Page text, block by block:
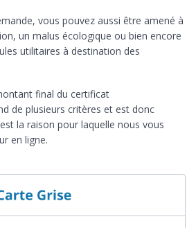
vous pouvez aussi être amené à
un malus écologique ou bien encore
utilitaires à destination des
final du certificat
de plusieurs critères et est donc
la raison pour laquelle nous vous
en ligne.